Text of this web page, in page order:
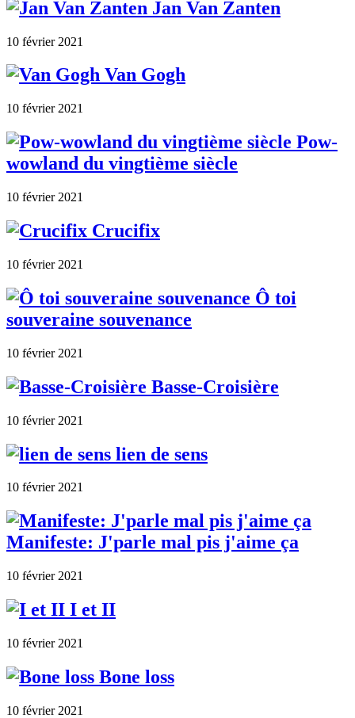
Jan Van Zanten
10 février 2021
Van Gogh
10 février 2021
Pow-
wowland du vingtième siècle
10 février 2021
Crucifix
10 février 2021
Ô toi
souveraine souvenance
10 février 2021
Basse-Croisière
10 février 2021
lien de sens
10 février 2021
Manifeste: J'parle mal pis j'aime ça
10 février 2021
I et II
10 février 2021
Bone loss
10 février 2021